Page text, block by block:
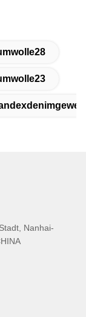
Nanhai-